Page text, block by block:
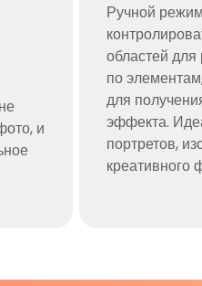
и
Ручной
областей
по
для
эффекта.
портретов,
креативного